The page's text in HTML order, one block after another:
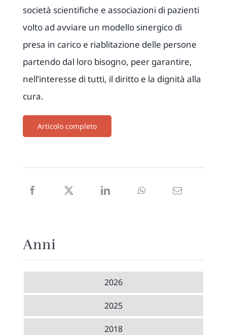
società scientifiche e associazioni di pazienti
volto ad avviare un modello sinergico di
presa in carico e riablitazione delle persone
partendo dal loro bisogno, peer garantire,
nell’interesse di tutti, il diritto e la dignità alla
cura.
Articolo completo
Anni
2026
2025
2018